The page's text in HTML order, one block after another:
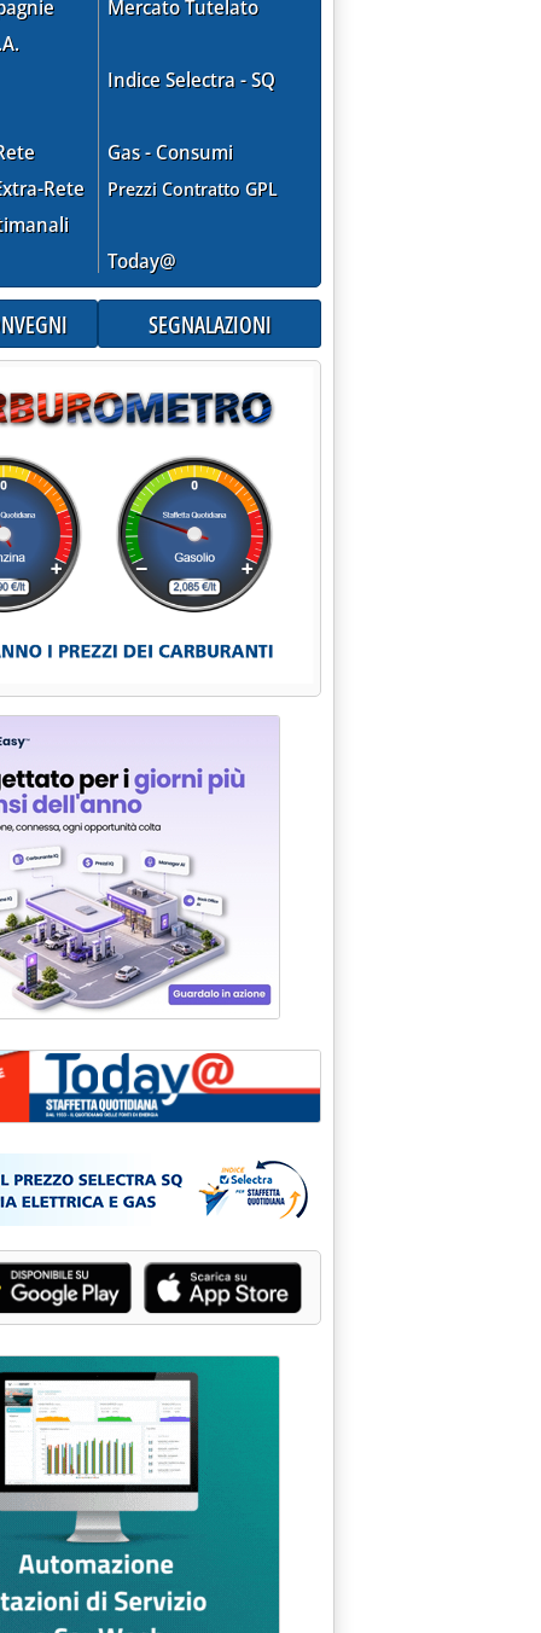
Rete
Mercato Tutelato
Indice Selectra - SQ
Gas - Consumi
Prezzi Contratto GPL
Today@
SEGNALAZIONI